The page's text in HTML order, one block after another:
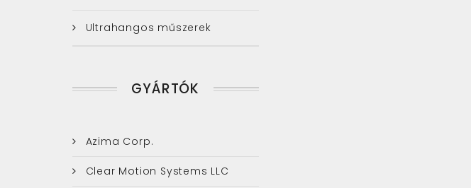
Ultrahangos műszerek
GYÁRTÓK
Azima Corp.
Clear Motion Systems LLC